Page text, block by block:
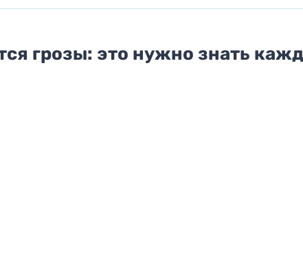
грозы: это нужно знать